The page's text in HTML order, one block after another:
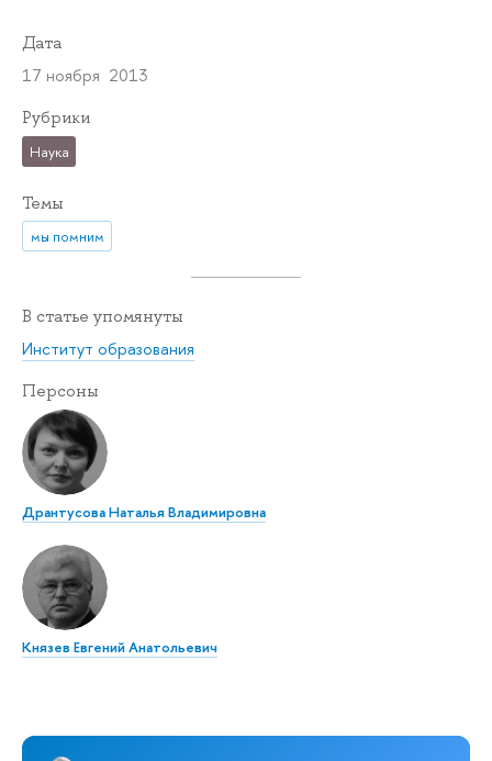
Дата
17 ноября 2013
Рубрики
Наука
Темы
мы помним
В статье упомянуты
Институт образования
Персоны
Дрантусова Наталья Владимировна
Князев Евгений Анатольевич